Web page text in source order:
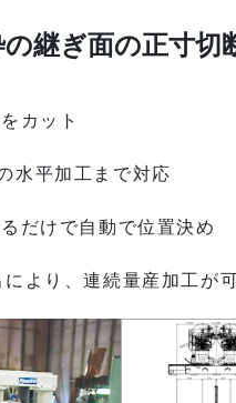
継ぎ面の正寸切
カット
水平加工まで対応
だけで自動で位置決め
より、連続量産加工が